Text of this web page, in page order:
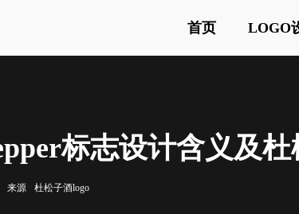
首页 LOGO
标志设计含义及
来源 杜松子酒logo